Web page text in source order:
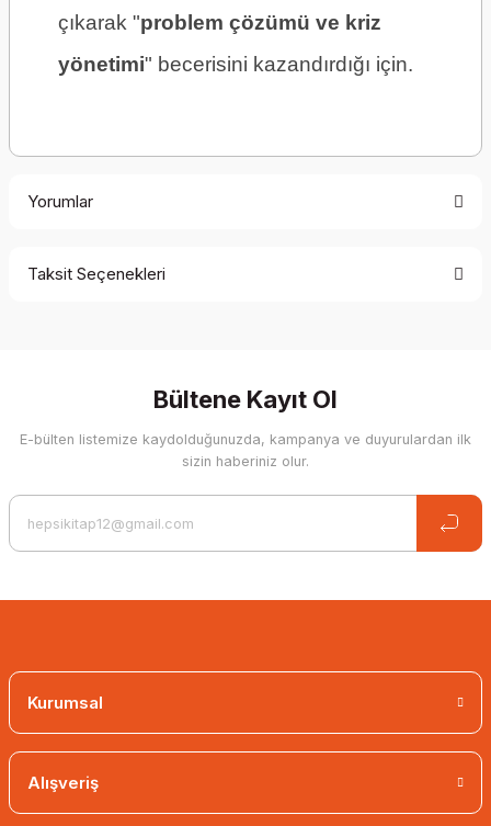
çıkarak "problem çözümü ve kriz
yönetimi" becerisini kazandırdığı için.
Yorumlar
Taksit Seçenekleri
Bültene Kayıt Ol
E-bülten listemize kaydolduğunuzda, kampanya ve duyurulardan ilk
sizin haberiniz olur.
Kurumsal
Alışveriş